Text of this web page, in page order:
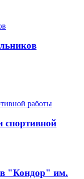
спортивной
"Кондор" им.